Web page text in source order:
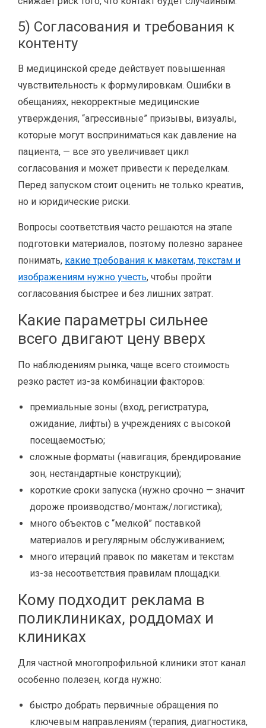
5) Согласования и требования к
контенту
В медицинской среде действует повышенная
чувствительность к формулировкам. Ошибки в
обещаниях, некорректные медицинские
утверждения, “агрессивные” призывы, визуалы,
которые могут восприниматься как давление на
пациента, — все это увеличивает цикл
согласования и может привести к переделкам.
Перед запуском стоит оценить не только креатив,
но и юридические риски.
Вопросы соответствия часто решаются на этапе
подготовки материалов, поэтому полезно заранее
понимать, какие требования к макетам, текстам и
изображениям нужно учесть, чтобы пройти
согласования быстрее и без лишних затрат.
Какие параметры сильнее
всего двигают цену вверх
По наблюдениям рынка, чаще всего стоимость
резко растет из-за комбинации факторов:
премиальные зоны (вход, регистратура,
ожидание, лифты) в учреждениях с высокой
посещаемостью;
сложные форматы (навигация, брендирование
зон, нестандартные конструкции);
короткие сроки запуска (нужно срочно — значит
дороже производство/монтаж/логистика);
много объектов с “мелкой” поставкой
материалов и регулярным обслуживанием;
много итераций правок по макетам и текстам
из-за несоответствия правилам площадки.
Кому подходит реклама в
поликлиниках, роддомах и
клиниках
Для частной многопрофильной клиники этот канал
особенно полезен, когда нужно:
быстро добрать первичные обращения по
ключевым направлениям (терапия, диагностика,